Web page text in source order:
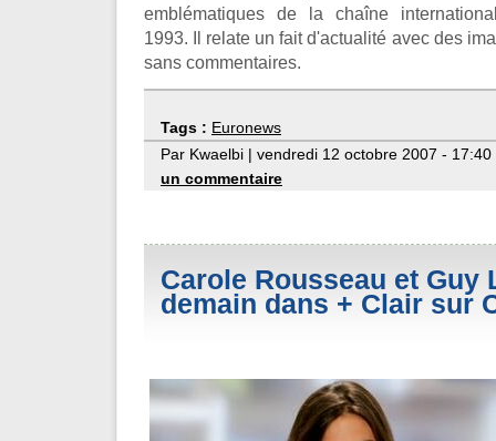
emblématiques de la chaîne
1993. Il relate un fait d'actualité avec des
sans commentaires.
Tags : Euronews
Par Kwaelbi | vendredi 12 octobre 2007 -
un commentaire
Carole Rousseau et Guy
demain dans + Clair sur